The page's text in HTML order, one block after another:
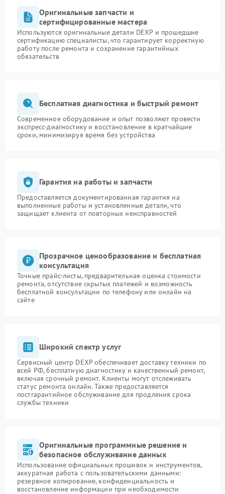
Оригинальные запчасти и
сертифицированные мастера
Используются оригинальные детали DEXP и прошедшие
сертификацию специалисты, что гарантирует корректную
работу после ремонта и сохранение гарантийных
обязательств
Бесплатная диагностика и быстрый ремонт
Современное оборудование и опыт позволяют провести
экспресс-диагностику и восстановление в кратчайшие
сроки, минимизируя время без устройства
Гарантия на работы и запчасти
Предоставляется документированная гарантия на
выполненные работы и установленные детали, что
защищает клиента от повторных неисправностей
Прозрачное ценообразование и бесплатная
консультация
Точные прайс-листы, предварительная оценка стоимости
ремонта, отсутствие скрытых платежей и возможность
бесплатной консультации по телефону или онлайн на
сайте
Широкий спектр услуг
Сервисный центр DEXP обеспечивает доставку техники по
всей РФ, бесплатную диагностику и качественный ремонт,
включая срочный ремонт. Клиенты могут отслеживать
статус ремонта онлайн. Также предоставляется
постгарантийное обслуживание для продления срока
службы техники
Оригинальные программные решение и
безопасное обслуживание данных
Использование официальных прошивок и инструментов,
аккуратная работа с пользовательскими данными:
резервное копирование, конфиденциальность и
восстановление информации при необходимости